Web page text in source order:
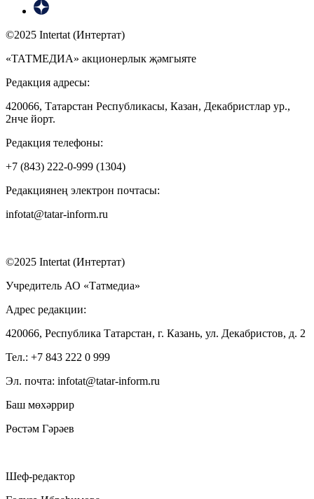
©2025 Intertat (Интертат)
«ТАТМЕДИА» акционерлык җәмгыяте
Редакция адресы:
420066, Татарстан Республикасы, Казан, Декабристлар ур.,
2нче йорт.
Редакция телефоны:
+7 (843) 222-0-999 (1304)
Редакциянең электрон почтасы:
infotat@tatar-inform.ru
©2025 Intertat (Интертат)
Учредитель АО «Татмедиа»
Адрес редакции:
420066, Республика Татарстан, г. Казань, ул. Декабристов, д. 2
Тел.: +7 843 222 0 999
Эл. почта: infotat@tatar-inform.ru
Баш мөхәррир
Рөстәм Гәрәев
Шеф-редактор